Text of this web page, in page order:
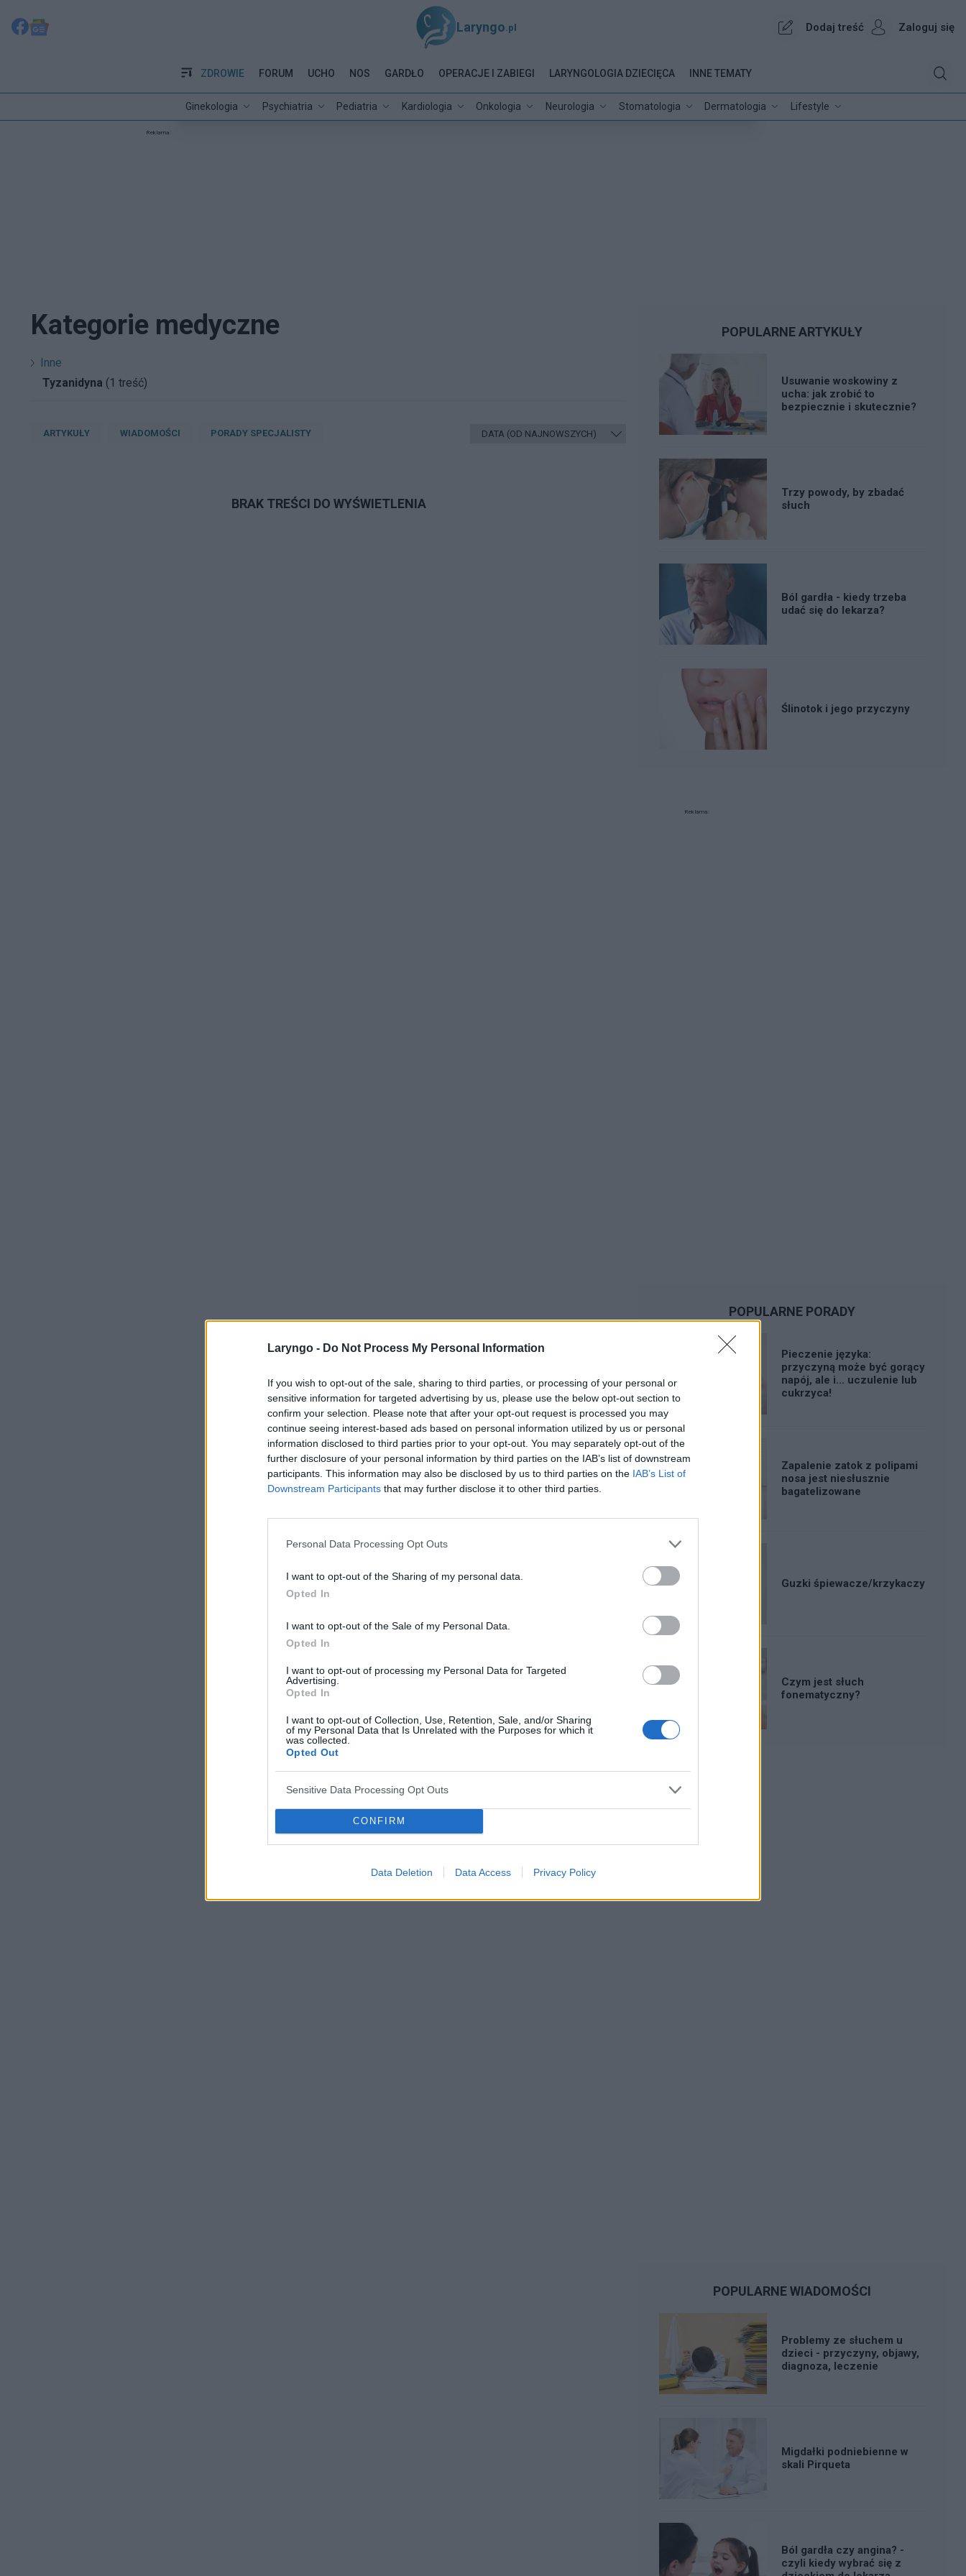
Laryngo - Do Not Process My Personal Information
If you wish to opt-out of the sale, sharing to third parties, or processing of your personal or
sensitive information for targeted advertising by us, please use the below opt-out section to
confirm your selection. Please note that after your opt-out request is processed you may
continue seeing interest-based ads based on personal information utilized by us or personal
information disclosed to third parties prior to your opt-out. You may separately opt-out of the
further disclosure of your personal information by third parties on the IAB’s list of downstream
participants. This information may also be disclosed by us to third parties on the IAB’s List of
Downstream Participants that may further disclose it to other third parties.
Personal Data Processing Opt Outs
I want to opt-out of the Sharing of my personal data.
Opted In
I want to opt-out of the Sale of my Personal Data.
Opted In
I want to opt-out of processing my Personal Data for Targeted
Advertising.
Opted In
I want to opt-out of Collection, Use, Retention, Sale, and/or Sharing
of my Personal Data that Is Unrelated with the Purposes for which it
was collected.
Opted Out
Sensitive Data Processing Opt Outs
CONFIRM
Data Deletion Data Access Privacy Policy
Laryngo .pl Dodaj treść Zaloguj się
ZDROWIE
Ginekologia Psychiatria Pediatria Kardiologia Onkologia Neurologia Stomatologia Dermatologia Lifestyle
FORUM UCHO NOS GARDŁO OPERACJE I ZABIEGI LARYNGOLOGIA DZIECIĘCA INNE TEMATY
Reklama:
Kategorie medyczne
Inne
Tyzanidyna (1 treść)
ARTYKUŁY WIADOMOŚCI PORADY SPECJALISTY
BRAK TREŚCI DO WYŚWIETLENIA
POPULARNE ARTYKUŁY
Usuwanie woskowiny z
ucha: jak zrobić to
bezpiecznie i skutecznie?
Trzy powody, by zbadać
słuch
Ból gardła - kiedy trzeba
udać się do lekarza?
Ślinotok i jego przyczyny
Reklama:
POPULARNE PORADY
Pieczenie języka:
przyczyną może być gorący
napój, ale i... uczulenie lub
cukrzyca!
Zapalenie zatok z polipami
nosa jest niesłusznie
bagatelizowane
Guzki śpiewacze/krzykaczy
Czym jest słuch
fonematyczny?
POPULARNE WIADOMOŚCI
Problemy ze słuchem u
dzieci - przyczyny, objawy,
diagnoza, leczenie
Migdałki podniebienne w
skali Pirqueta
Ból gardła czy angina? -
czyli kiedy wybrać się z